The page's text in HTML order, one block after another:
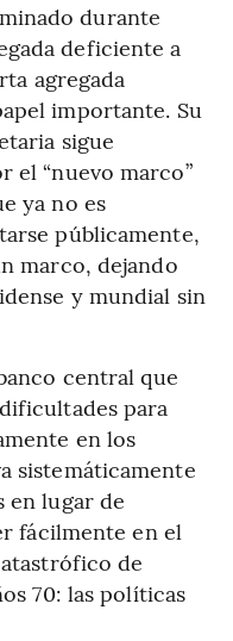
durante
deficiente a
agregada
importante. Su
sigue
el “nuevo marco”
ya no es
públicamente,
marco, dejando
y mundial sin
central que
para
en los
sistemáticamente
en lugar de
fácilmente en el
de
70: las políticas